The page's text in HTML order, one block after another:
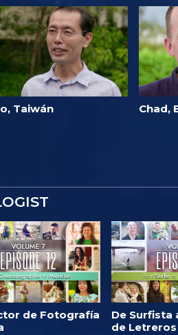
Taiwán Chad,
de Fotografía
De Surfista
de Letreros